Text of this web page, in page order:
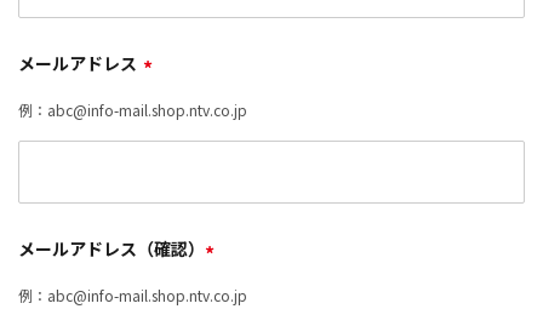
メールアドレス *
例：abc@info-mail.shop.ntv.co.jp
メールアドレス（確認） *
例：abc@info-mail.shop.ntv.co.jp